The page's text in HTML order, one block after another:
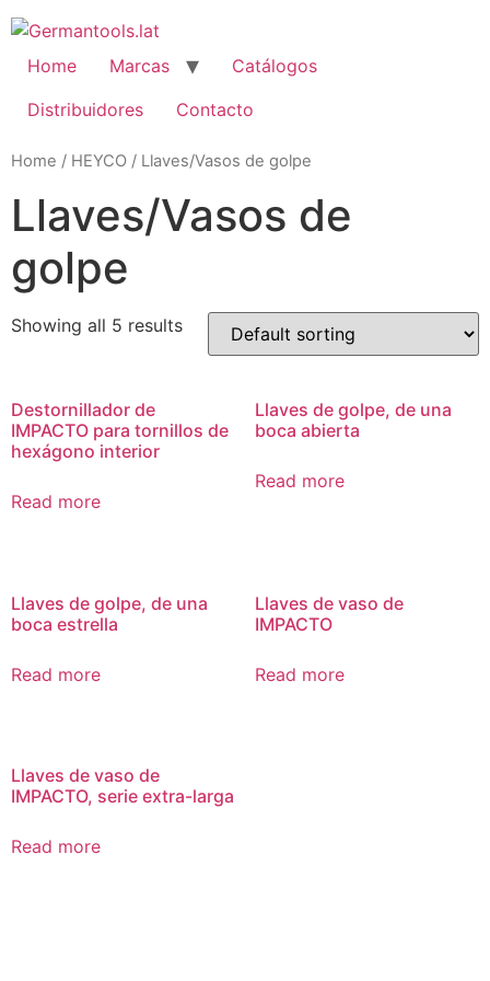
Skip
to
content
Home Marcas
Catálogos
Distribuidores
Contacto
Home / HEYCO / Llaves/Vasos de golpe
Llaves/Vasos de
golpe
Showing all 5 results
Destornillador de
IMPACTO para tornillos de
hexágono interior
Read more
Llaves de golpe, de una
boca abierta
Read more
Llaves de golpe, de una
boca estrella
Read more
Llaves de vaso de
IMPACTO
Read more
Llaves de vaso de
IMPACTO, serie extra-larga
Read more